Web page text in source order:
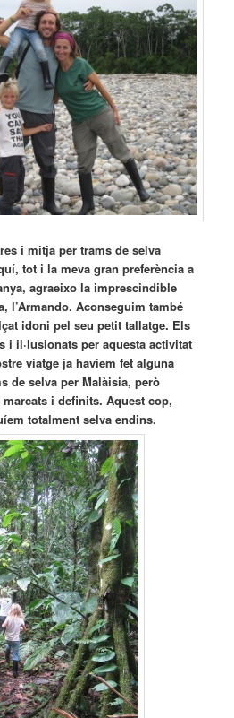
i mitja per trams de selva
tot i la meva gran preferència a
agraeixo la imprescindible
l’Armando. Aconseguim també
idoni pel seu petit tallatge. Els
i il·lusionats per aquesta activitat
viatge ja havíem fet alguna
de selva per Malàisia, però
i definits. Aquest cop,
totalment selva endins.